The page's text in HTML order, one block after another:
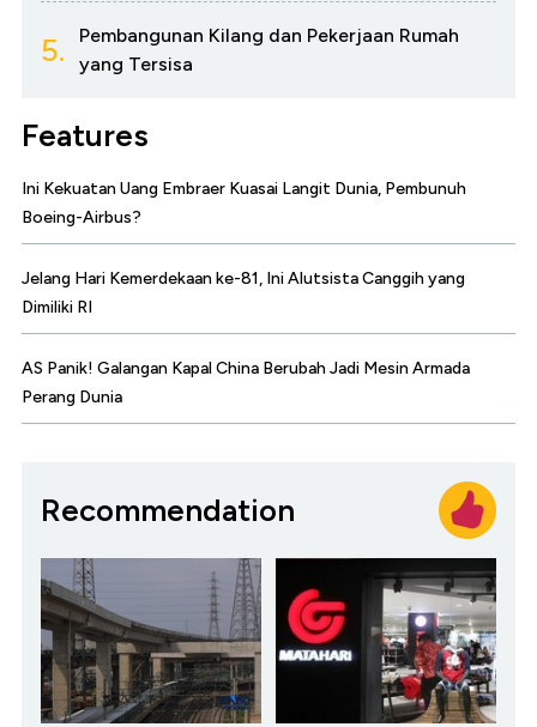
5.
Pembangunan Kilang dan Pekerjaan Rumah
yang Tersisa
Features
Ini Kekuatan Uang Embraer Kuasai Langit Dunia, Pembunuh
Boeing-Airbus?
Jelang Hari Kemerdekaan ke-81, Ini Alutsista Canggih yang
Dimiliki RI
AS Panik! Galangan Kapal China Berubah Jadi Mesin Armada
Perang Dunia
Recommendation